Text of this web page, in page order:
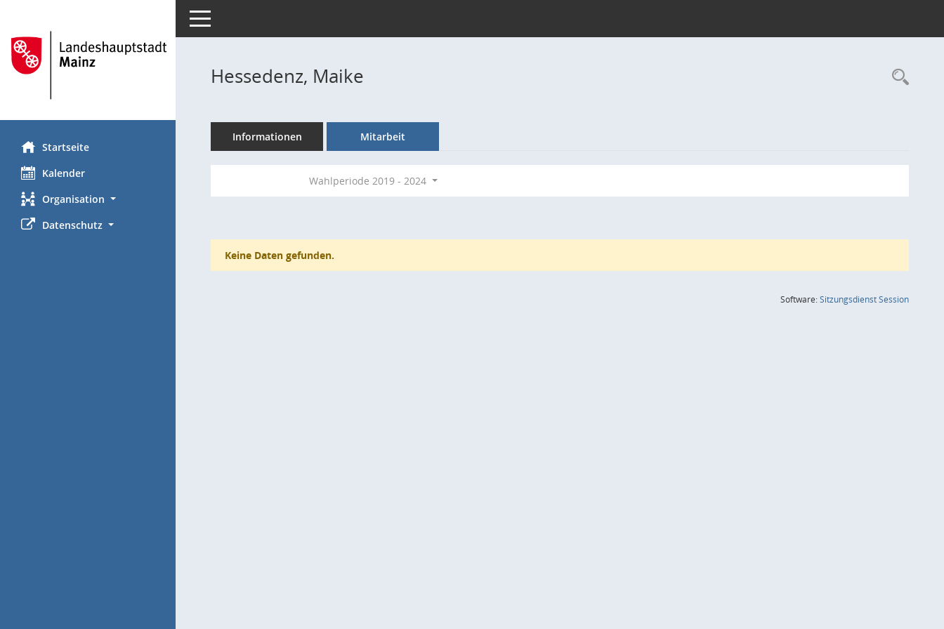
Startseite
Kalender
Organisation
Datenschutz
Toggle navigation
Hessedenz, Maike
Informationen Mitarbeit
Wahlperiode 2019 - 2024
Keine Daten gefunden.
Software:SitzungsdienstSession(Wird in